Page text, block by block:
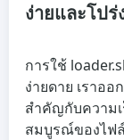
ง่ายและโปร่
การใช้
ง่ายดาย เราอ
สำคัญกับความ
สมบูรณ์ของไฟ